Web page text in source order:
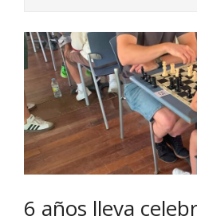
6 años lleva